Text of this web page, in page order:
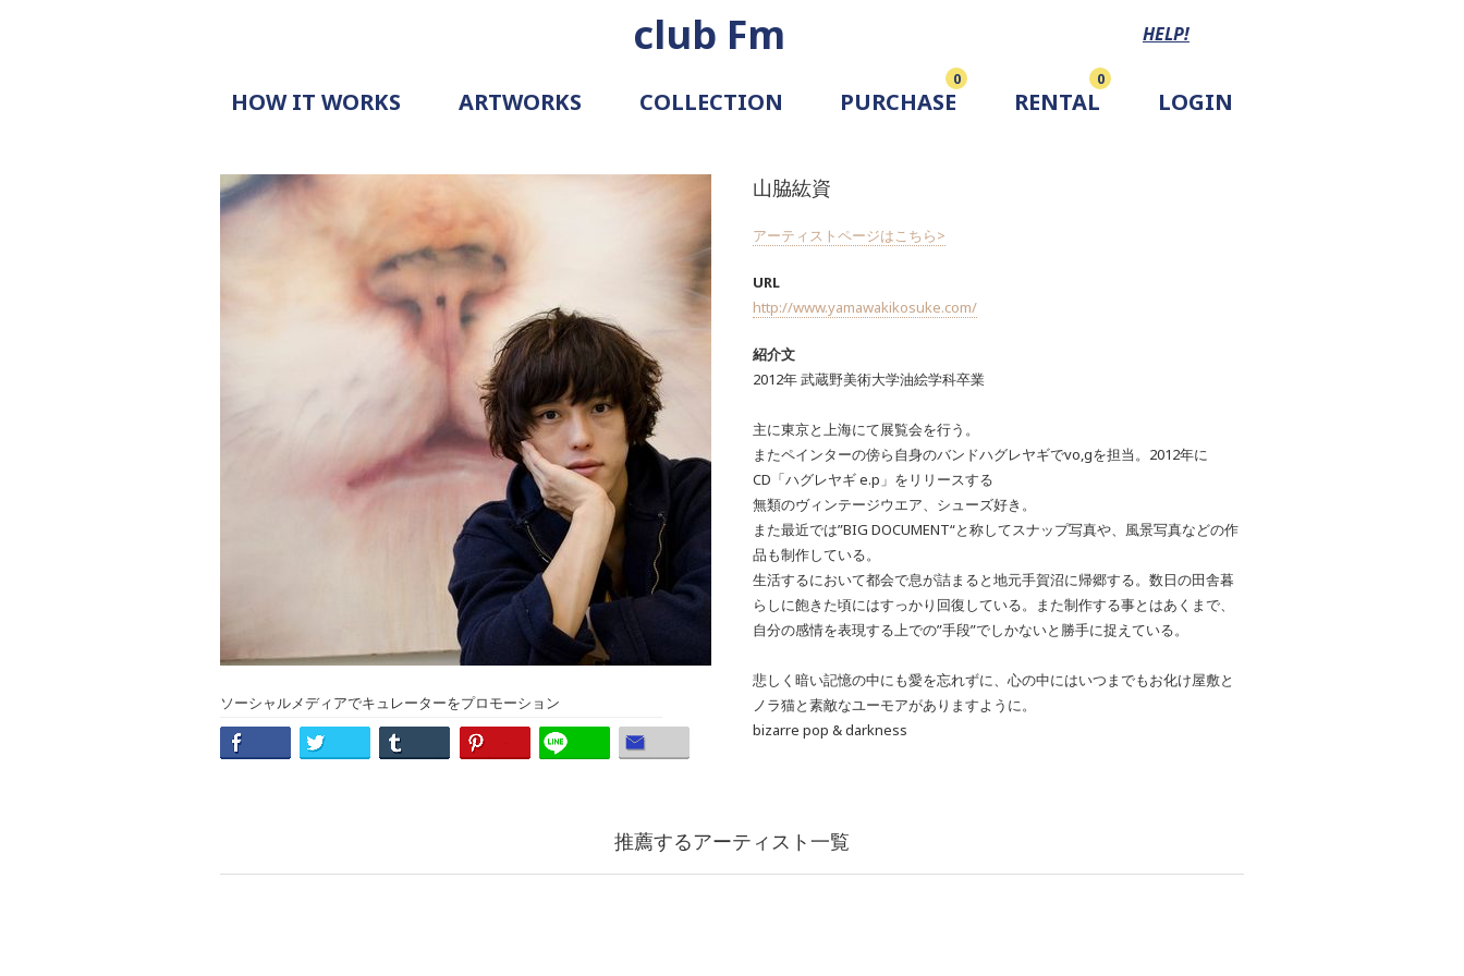
club Fm HELP!
HOW IT WORKS
PRICING
DOCUMENT
REQUEST
ARTWORKS
GALLERY
COLLECTION
PURCHASE
0
RENTAL
0
LOGIN
ソーシャルメディアでキュレーターをプロモーション
山脇紘資
アーティストページはこちら>
URL
http://www.yamawakikosuke.com/
紹介文
2012年 武蔵野美術大学油絵学科卒業
主に東京と上海にて展覧会を行う。
またペインターの傍ら自身のバンドハグレヤギでvo,gを担当。2012年に
CD「ハグレヤギ e.p」をリリースする
無類のヴィンテージウエア、シューズ好き。
また最近では”BIG DOCUMENT“と称してスナップ写真や、風景写真などの作
品も制作している。
生活するにおいて都会で息が詰まると地元手賀沼に帰郷する。数日の田舎暮
らしに飽きた頃にはすっかり回復している。また制作する事とはあくまで、
自分の感情を表現する上での”手段”でしかないと勝手に捉えている。
悲しく暗い記憶の中にも愛を忘れずに、心の中にはいつまでもお化け屋敷と
ノラ猫と素敵なユーモアがありますように。
bizarre pop & darkness
推薦するアーティスト一覧